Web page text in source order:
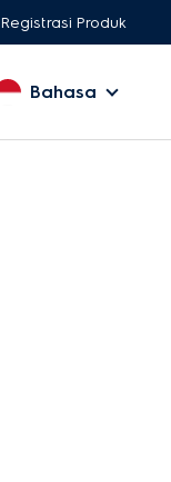
Registrasi Produk
Bahasa